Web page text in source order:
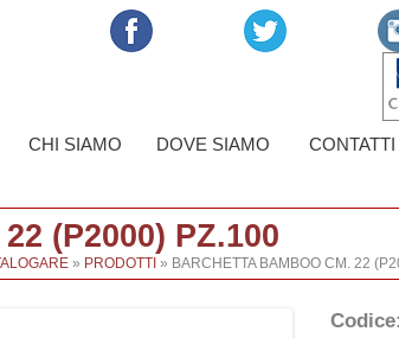
CHI SIAMO DOVE SIAMO CONTATTI
(P2000) PZ.100
» PRODOTTI » BARCHETTA BAMBOO CM. 22
Codice: